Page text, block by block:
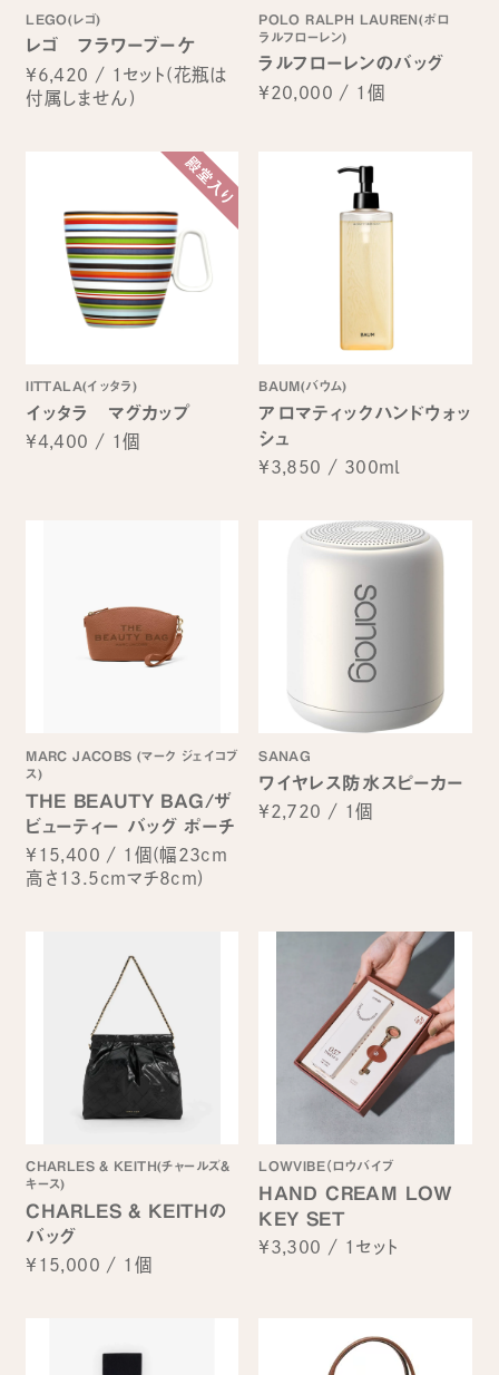
LEGO(レゴ)
レゴ フラワーブーケ
¥6,420 / 1セット(花瓶は
付属しません)
POLO RALPH LAUREN(ポロ
ラルフローレン)
ラルフローレンのバッグ
¥20,000 / 1個
IITTALA(イッタラ)
イッタラ マグカップ
¥4,400 / 1個
BAUM(バウム)
アロマティックハンドウォッ
シュ
¥3,850 / 300ml
MARC JACOBS (マーク ジェイコブ
ス)
THE BEAUTY BAG/ザ
ビューティー バッグ ポーチ
¥15,400 / 1個(幅23cm
高さ13.5cmマチ8cm)
SANAG
ワイヤレス防水スピーカー
¥2,720 / 1個
CHARLES & KEITH(チャールズ&
キース)
CHARLES & KEITHの
バッグ
¥15,000 / 1個
LOWVIBE（ロウバイブ
HAND CREAM LOW
KEY SET
¥3,300 / 1セット